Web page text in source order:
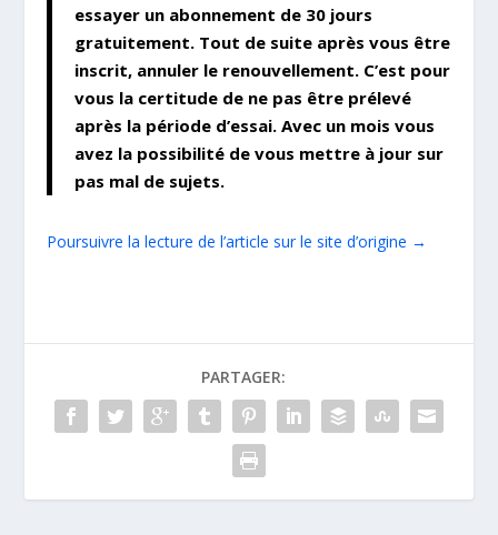
essayer un abonnement de 30 jours
gratuitement. Tout de suite après vous être
inscrit, annuler le renouvellement. C’est pour
vous la certitude de ne pas être prélevé
après la période d’essai. Avec un mois vous
avez la possibilité de vous mettre à jour sur
pas mal de sujets.
Poursuivre la lecture de l’article sur le site d’origine →
PARTAGER: